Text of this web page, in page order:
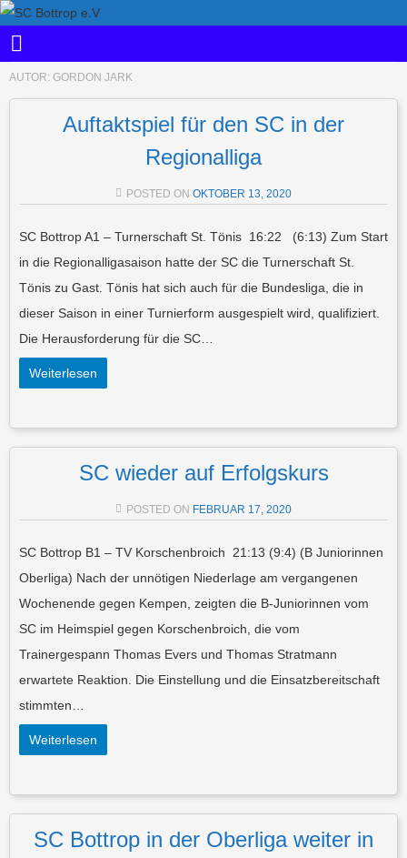
AUTOR: GORDON JARK
Auftaktspiel für den SC in der
Regionalliga
POSTED ON OKTOBER 13, 2020
SC Bottrop A1 – Turnerschaft St. Tönis 16:22 (6:13) Zum Start
in die Regionalligasaison hatte der SC die Turnerschaft St.
Tönis zu Gast. Tönis hat sich auch für die Bundesliga, die in
dieser Saison in einer Turnierform ausgespielt wird, qualifiziert.
Die Herausforderung für die SC…
Weiterlesen
SC wieder auf Erfolgskurs
POSTED ON FEBRUAR 17, 2020
SC Bottrop B1 – TV Korschenbroich 21:13 (9:4) (B Juniorinnen
Oberliga) Nach der unnötigen Niederlage am vergangenen
Wochenende gegen Kempen, zeigten die B-Juniorinnen vom
SC im Heimspiel gegen Korschenbroich, die vom
Trainergespann Thomas Evers und Thomas Stratmann
erwartete Reaktion. Die Einstellung und die Einsatzbereitschaft
stimmten…
Weiterlesen
SC Bottrop in der Oberliga weiter in